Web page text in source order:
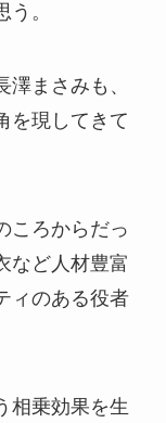
。
まさみも、
を現してきて
ころからだっ
など人材豊富
ィのある役者
相乗効果を生